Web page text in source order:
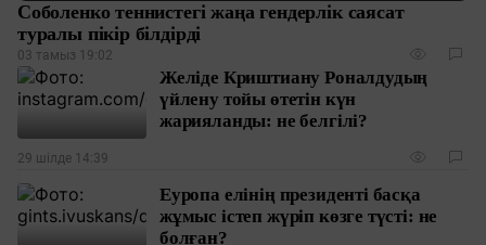
Соболенко теннистегі жаңа гендерлік саясат
туралы пікір білдірді
03 тамыз 19:02
Желіде Криштиану Роналдудың
үйлену тойы өтетін күн
жарияланды: не белгілі?
29 шілде 14:39
Еуропа елінің президенті басқа
жұмыс істеп жүріп көзге түсті: не
болған?